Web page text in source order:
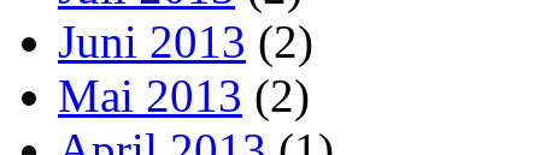
Juni 2013 (2)
Mai 2013 (2)